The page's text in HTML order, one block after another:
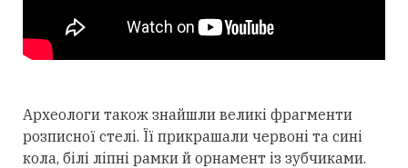
Археологи також знайшли великі фрагменти
розписної стелі. Її прикрашали червоні та сині
кола, білі ліпні рамки й орнамент із зубчиками.